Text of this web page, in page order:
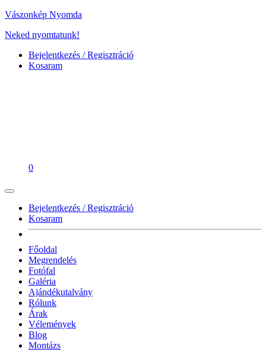
Vászonkép Nyomda
Neked nyomtatunk!
Bejelentkezés / Regisztráció
Kosaram
0
Bejelentkezés / Regisztráció
Kosaram
Főoldal
Megrendelés
Fotófal
Galéria
Ajándékutalvány
Rólunk
Árak
Vélemények
Blog
Montázs